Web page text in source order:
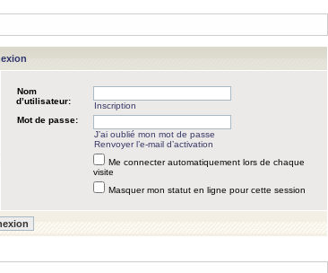
Nom
d’utilisateur:
Inscription
Mot de passe:
J’ai oublié mon mot de passe
Renvoyer l’e-mail d’activation
Me connecter automatiquement lors de chaque
visite
Masquer mon statut en ligne pour cette session